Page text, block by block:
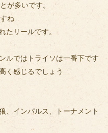
が多いです。
ね
たリールです。
ルではトライソは一番下です
く感じるでしょう
、インパルス、トーナメント